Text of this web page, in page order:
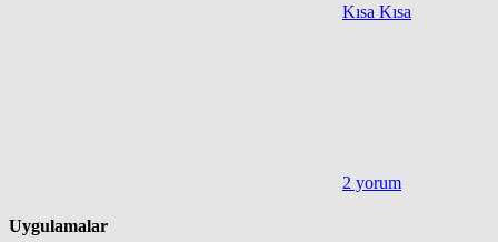
Kısa Kısa
2 yorum
Uygulamalar